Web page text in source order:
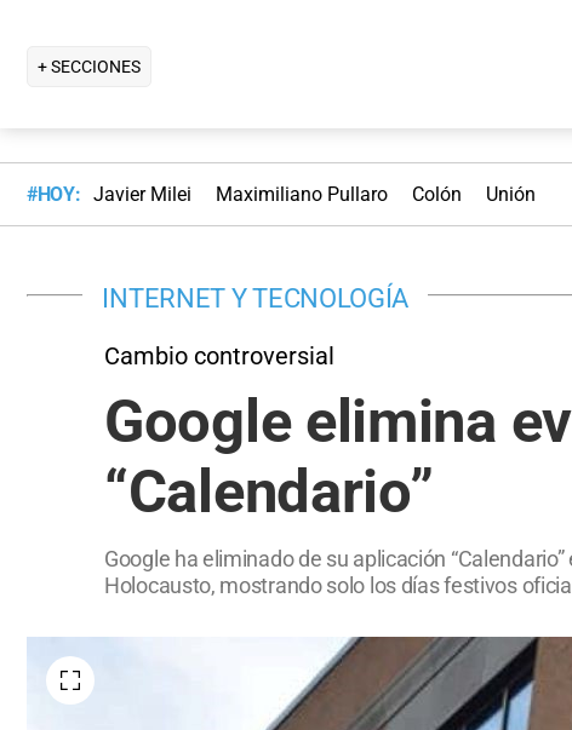
+ SECCIONES
#HOY: Javier Milei Maximiliano Pullaro Colón Unión
INTERNET Y TECNOLOGÍA
Cambio controversial
Google elimina
“Calendario”
Google ha eliminado de su aplicación
Holocausto, mostrando solo los días festivos